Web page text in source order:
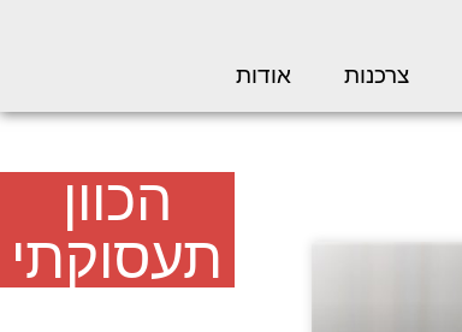
צרכנות אודות
הכוון
תעסוקתי